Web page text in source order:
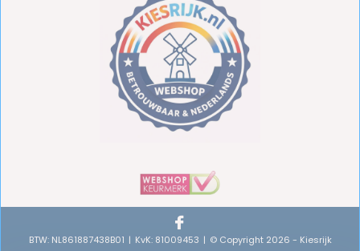
BTW: NL861887438B01 KvK: 81009453 © Copyright 2026 - Kiesrijk